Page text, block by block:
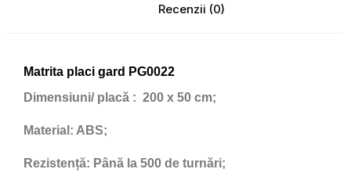
Recenzii (0)
Matrita placi gard PG0022
Dimensiuni/ placă : 200 x 50 cm;
Material: ABS;
Rezistență: Până la 500 de turnări;